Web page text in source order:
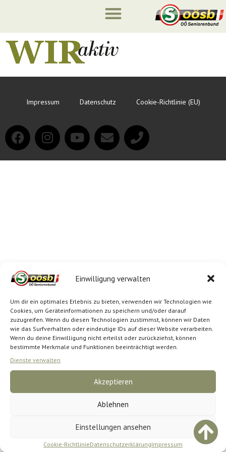
Einwilligung verwalten
Um dir ein optimales Erlebnis zu bieten, verwenden wir Technologien wie
Cookies, um Geräteinformationen zu speichern und/oder darauf
zuzugreifen. Wenn du diesen Technologien zustimmst, können wir Daten
wie das Surfverhalten oder eindeutige IDs auf dieser Website verarbeiten.
Wenn du deine Einwilligung nicht erteilst oder zurückziehst, können
bestimmte Merkmale und Funktionen beeinträchtigt werden.
Dienste verwalten
Akzeptieren
Ablehnen
Einstellungen ansehen
Cookie-RichtlinieDatenschutzerklärungImpressum
Impressum Datenschutz Cookie-Richtlinie (EU)